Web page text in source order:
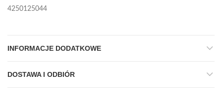
4250125044
INFORMACJE DODATKOWE
DOSTAWA I ODBIÓR